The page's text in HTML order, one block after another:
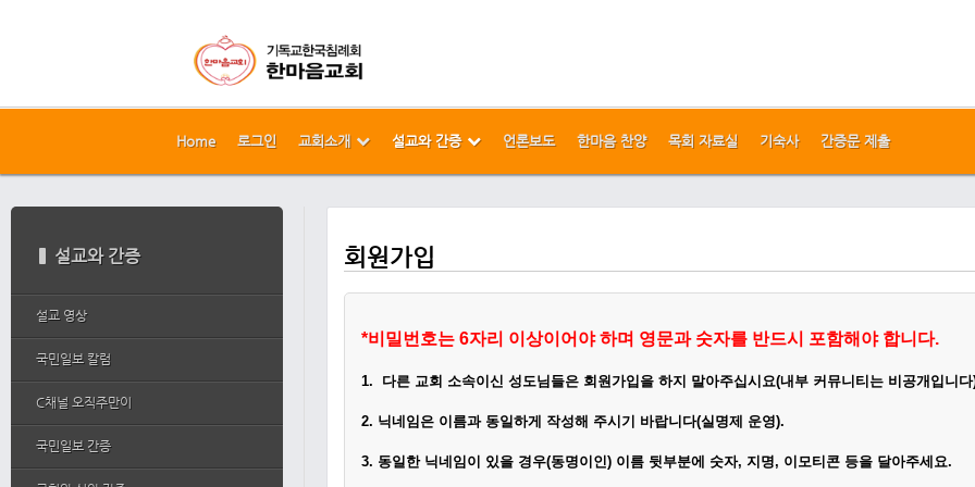
메뉴 건너뛰기
Home 로그인 교회소개 설교와 간증 언론보도 한마음 찬양 목회 자료실 기숙사 간증문 제출
본문시작
설교와 간증
설교 영상
국민일보 칼럼
C채널 오직주만이
국민일보 간증
회원가입
*비밀번호는 6자리 이상이어야 하며 영문과 숫자를 반드시 포함해야 합니다.
1. 다른 교회 소속이신 성도님들은 회원가입을 하지 말아주십시요(내부 커뮤니티는 비공개입니다
2. 닉네임은 이름과 동일하게 작성해 주시기 바랍니다(실명제 운영).
3. 동일한 닉네임이 있을 경우(동명이인) 이름 뒷부분에 숫자, 지명, 이모티콘 등을 달아주세요.